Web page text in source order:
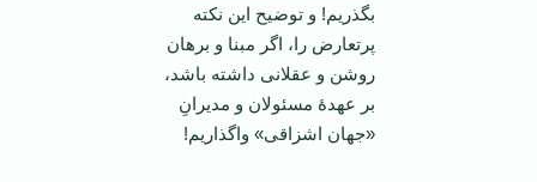
بگذریم! و توضیح این نکته
پرتعارض را، اگر مبنا و برهان
روشن و عقلانی داشته باشد،
بر عهدۀ مسئولان و مدیرانِ
«جهان اشزاقی» واگذاریم!